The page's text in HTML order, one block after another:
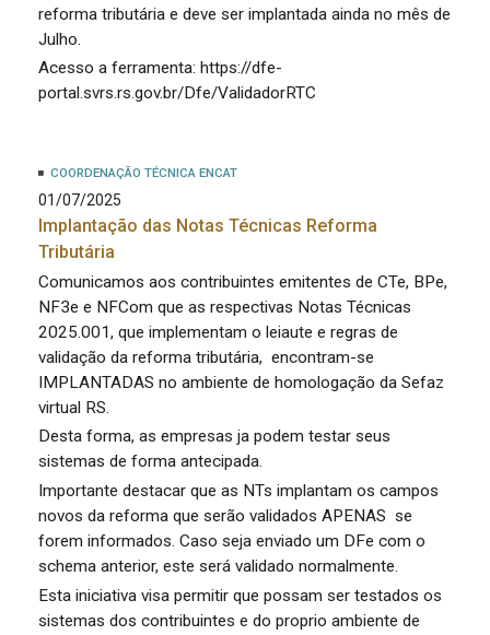
reforma tributária e deve ser implantada ainda no mês de
Julho.
Acesso a ferramenta: https://dfe-
portal.svrs.rs.gov.br/Dfe/ValidadorRTC
COORDENAÇÃO TÉCNICA ENCAT
01/07/2025
Implantação das Notas Técnicas Reforma
Tributária
Comunicamos aos contribuintes emitentes de CTe, BPe,
NF3e e NFCom que as respectivas Notas Técnicas
2025.001, que implementam o leiaute e regras de
validação da reforma tributária, encontram-se
IMPLANTADAS no ambiente de homologação da Sefaz
virtual RS.
Desta forma, as empresas ja podem testar seus
sistemas de forma antecipada.
Importante destacar que as NTs implantam os campos
novos da reforma que serão validados APENAS se
forem informados. Caso seja enviado um DFe com o
schema anterior, este será validado normalmente.
Esta iniciativa visa permitir que possam ser testados os
sistemas dos contribuintes e do proprio ambiente de